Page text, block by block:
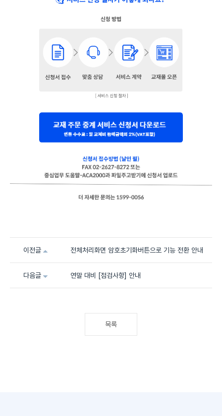
이전글 전체처리화면 암호초기화버튼으로 기능 전환 안내
다음글 연말 대비 [점검사항] 안내
목록